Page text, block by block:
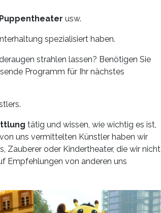
usw.
spezialisiert haben.
strahlen lassen? Benötigen Sie
Programm für Ihr nächstes
tätig und wissen, wie wichtig es ist,
uns vermittelten Künstler haben wir
Zauberer oder Kindertheater, die wir nicht
Empfehlungen von anderen uns